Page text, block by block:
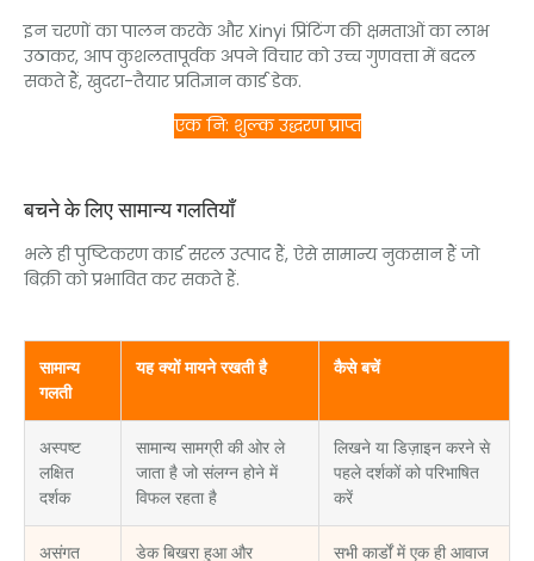
इन चरणों का पालन करके और Xinyi प्रिंटिंग की क्षमताओं का लाभ
उठाकर, आप कुशलतापूर्वक अपने विचार को उच्च गुणवत्ता में बदल
सकते हैं, खुदरा-तैयार प्रतिज्ञान कार्ड डेक.
एक नि: शुल्क उद्धरण प्राप्त
बचने के लिए सामान्य गलतियाँ
भले ही पुष्टिकरण कार्ड सरल उत्पाद हैं, ऐसे सामान्य नुकसान हैं जो
बिक्री को प्रभावित कर सकते हैं.
सामान्य
गलती
यह क्यों मायने रखती है कैसे बचें
अस्पष्ट
लक्षित
दर्शक
सामान्य सामग्री की ओर ले
जाता है जो संलग्न होने में
विफल रहता है
लिखने या डिज़ाइन करने से
पहले दर्शकों को परिभाषित
करें
असंगत डेक बिखरा हुआ और सभी कार्डों में एक ही आवाज